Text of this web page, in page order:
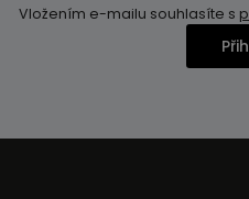
Vložením e-mailu souhlasíte s